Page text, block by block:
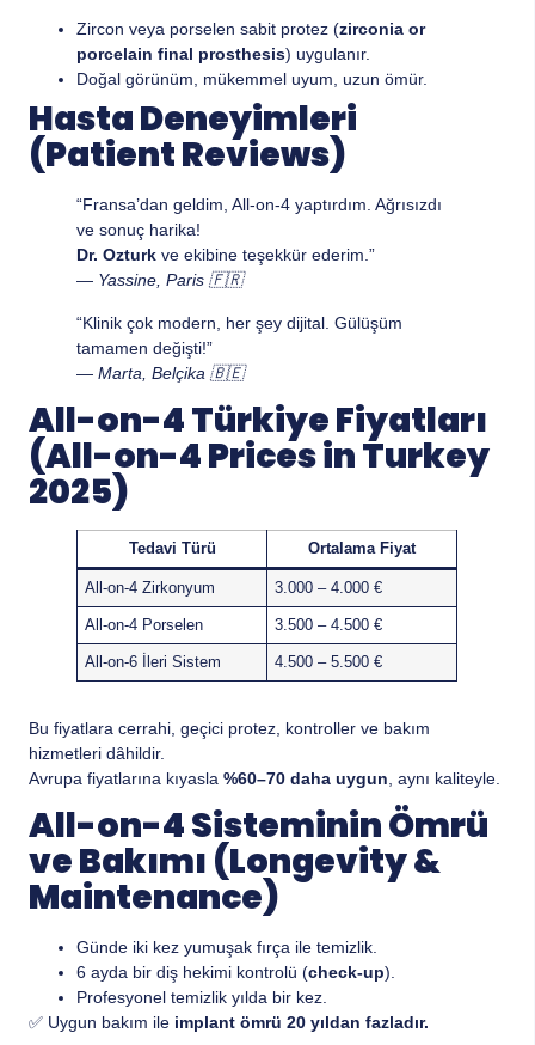
Zircon veya porselen sabit protez (zirconia or
porcelain final prosthesis) uygulanır.
Doğal görünüm, mükemmel uyum, uzun ömür.
Hasta Deneyimleri
(Patient Reviews)
“Fransa’dan geldim, All-on-4 yaptırdım. Ağrısızdı
ve sonuç harika!
Dr. Ozturk ve ekibine teşekkür ederim.”
— Yassine, Paris 🇫🇷
“Klinik çok modern, her şey dijital. Gülüşüm
tamamen değişti!”
— Marta, Belçika 🇧🇪
All-on-4 Türkiye Fiyatları
(All-on-4 Prices in Turkey
2025)
Tedavi Türü Ortalama Fiyat
All-on-4 Zirkonyum 3.000 – 4.000 €
All-on-4 Porselen 3.500 – 4.500 €
All-on-6 İleri Sistem 4.500 – 5.500 €
Bu fiyatlara cerrahi, geçici protez, kontroller ve bakım
hizmetleri dâhildir.
Avrupa fiyatlarına kıyasla %60–70 daha uygun , aynı kaliteyle.
All-on-4 Sisteminin Ömrü
ve Bakımı (Longevity &
Maintenance)
Günde iki kez yumuşak fırça ile temizlik.
6 ayda bir diş hekimi kontrolü (check-up).
Profesyonel temizlik yılda bir kez.
✅ Uygun bakım ile implant ömrü 20 yıldan fazladır.